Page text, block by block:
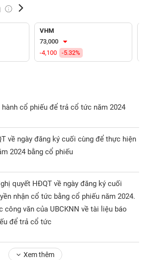
VHM
73,000
-4,100
-5.32%
hành cổ phiếu để trả cổ tức năm 2024
về ngày đăng ký cuối cùng để thực hiện
2024 bằng cổ phiếu
quyết HĐQT về ngày đăng ký cuối
nhận cổ tức bằng cổ phiếu năm 2024.
công văn của UBCKNN về tài liệu báo
để trả cổ tức
Xem thêm